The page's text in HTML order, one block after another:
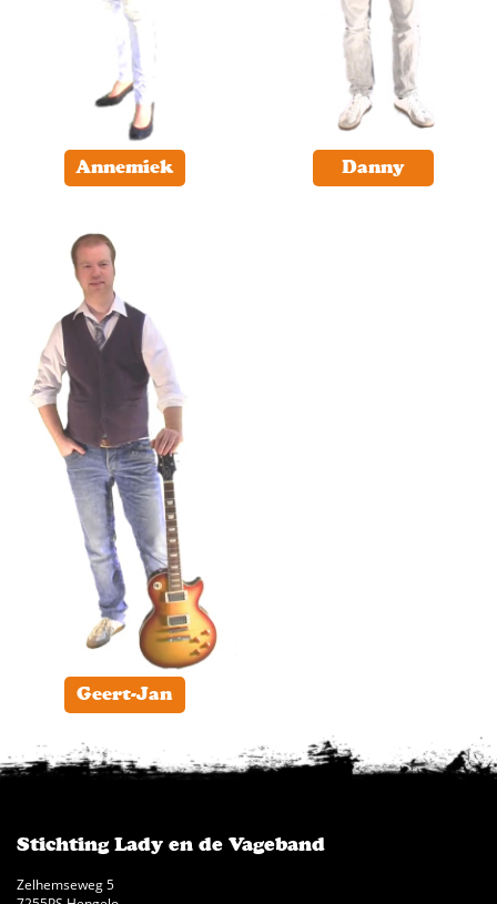
Annemiek Danny
Geert-Jan
Stichting Lady en de Vageband
Zelhemseweg 5